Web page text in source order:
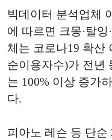
빅데이터 분석업체
에 따르면 크몽·탈잉
체는 코로나19 확산
순이용자수)가 전년
는 100% 이상 증가
다.
피아노 레슨 등 단순